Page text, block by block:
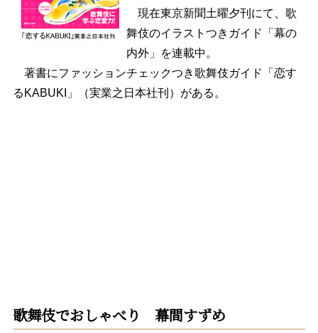
現在東京新聞土曜夕刊にて、歌
舞伎のイラストつきガイド「幕の
内外」を連載中。
著書にファッションチェックつき歌舞伎ガイド「恋す
るKABUKI」（実業之日本社刊）がある。
歌舞伎でおしゃべり 幕間すずめ